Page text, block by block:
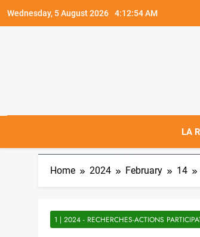
Wednesday, 5 August 2026 4:12:55 AM
LA
Home 2024 February 14
1 | 2024 - RECHERCHES-ACTIONS